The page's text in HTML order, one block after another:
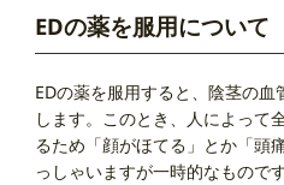
EDの薬を服用について
EDの薬を服用すると、陰茎の
します。このとき、人によって
るため「顔がほてる」とか「頭
っしゃいますが一時的なもので